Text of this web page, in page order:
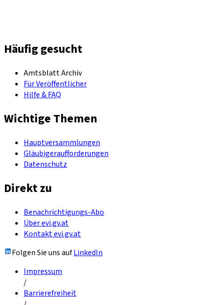
Häufig gesucht
Amtsblatt Archiv
Für Veröffentlicher
Hilfe & FAQ
Wichtige Themen
Hauptversammlungen
Gläubigeraufforderungen
Datenschutz
Direkt zu
Benachrichtigungs-Abo
Über evi.gv.at
Kontakt evi.gv.at
Folgen Sie uns aufLinkedIn
Impressum
/
Barrierefreiheit